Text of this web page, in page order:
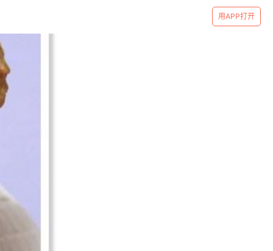
用APP打开